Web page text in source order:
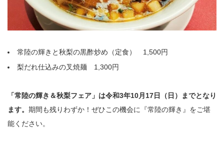
常陸の輝きと秋梨の黒酢炒め（定食） 1,500円
梨だれ仕込みの叉焼麺 1,300円
「常陸の輝き＆秋梨フェア」は令和3年10月17日（日）までとなり
ます。 期間も残りわずか！ぜひこの機会に『常陸の輝き』をご堪
能ください。